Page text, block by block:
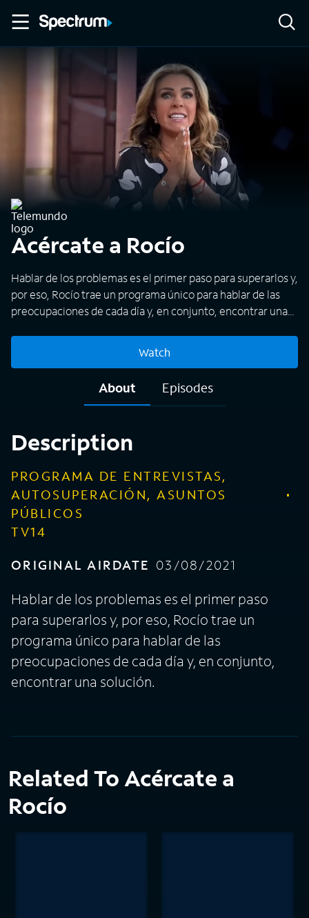
Acércate a Rocío
Hablar de los problemas es el primer paso para superarlos y,
por eso, Rocío trae un programa único para hablar de las
preocupaciones de cada día y, en conjunto, encontrar una
Watch
About Episodes
Description
PROGRAMA DE ENTREVISTAS,
AUTOSUPERACIÓN, ASUNTOS
PÚBLICOS
TV14
ORIGINAL AIRDATE 03/08/2021
Hablar de los problemas es el primer paso
para superarlos y, por eso, Rocío trae un
programa único para hablar de las
preocupaciones de cada día y, en conjunto,
encontrar una solución.
Related To Acércate a
Rocío